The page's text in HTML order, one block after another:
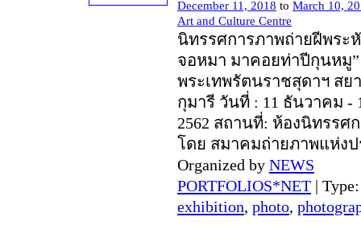
December 11, 2018 to March 10,
Art and Culture Centre
นิทรรศการภาพถ่ายฝีพระ
จอหมา มาคอยท่าปีกุนหมู”
พระเทพรัตนราชสุดาฯ สย
กุมารี วันที่ : 11 ธันวาคม -
2562 สถานที่: ห้องนิทรรศ
โดย สมาคมถ่ายภาพแห่งป
Organized by NEWS
PORTFOLIOS*NET |
exhibition, photo,